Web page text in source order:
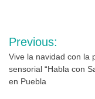
de
entradas
Previous:
Vive la navidad con la
sensorial “Habla con
en Puebla